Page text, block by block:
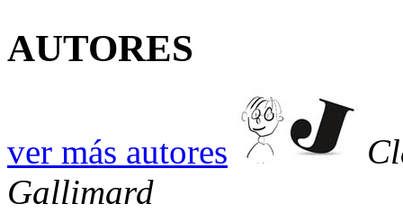
AUTORES
ver más autores
Gallimard